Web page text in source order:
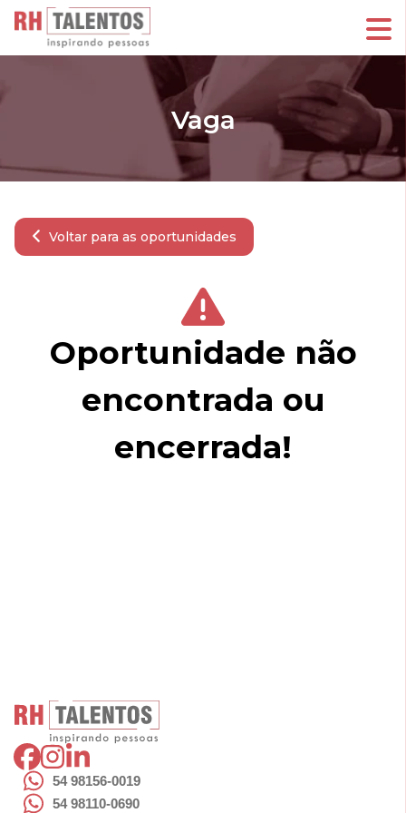
Vaga
Voltar para as oportunidades
Oportunidade não
encontrada ou
encerrada!
54 98156-0019
54 98110-0690